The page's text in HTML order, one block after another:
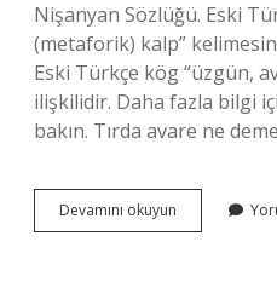
Nişanyan Sözlüğü. Eski
(metaforik) kalp”
Eski Türkçe kög “üzgün,
ilişkilidir. Daha fazla bilgi
bakın. Tırda avare ne
Devamını okuyun
Gönül